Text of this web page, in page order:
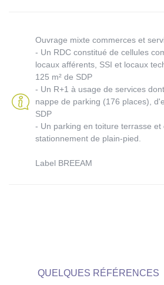
Ouvrage mixte commerces et
- Un RDC constitué de cellules
locaux afférents, SSI et locaux
125 m² de SDP
- Un R+1 à usage de services
nappe de parking (176 places),
SDP
- Un parking en toiture terrasse et
stationnement de plain-pied.
Label BREEAM
QUELQUES RÉFÉRENCES